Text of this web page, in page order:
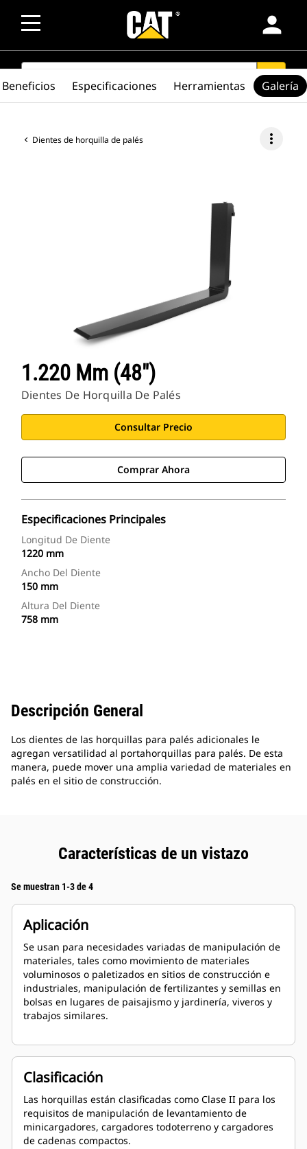
person
SEARCH search
Dientes de horquilla de palés more_vert
1.220 Mm (48")
Dientes De Horquilla De Palés
Consultar Precio
Comprar Ahora
Especificaciones Principales
Longitud De Diente
1220 mm
Ancho Del Diente
150 mm
Altura Del Diente
758 mm
Beneficios Especificaciones Herramientas Galería
Descripción General
Los dientes de las horquillas para palés adicionales le
agregan versatilidad al portahorquillas para palés. De esta
manera, puede mover una amplia variedad de materiales en
palés en el sitio de construcción.
Características de un vistazo
Se muestran 1-3 de 4
Aplicación
Se usan para necesidades variadas de manipulación de
materiales, tales como movimiento de materiales
voluminosos o paletizados en sitios de construcción e
industriales, manipulación de fertilizantes y semillas en
bolsas en lugares de paisajismo y jardinería, viveros y
trabajos similares.
Clasificación
Las horquillas están clasificadas como Clase II para los
requisitos de manipulación de levantamiento de
minicargadores, cargadores todoterreno y cargadores
de cadenas compactos.